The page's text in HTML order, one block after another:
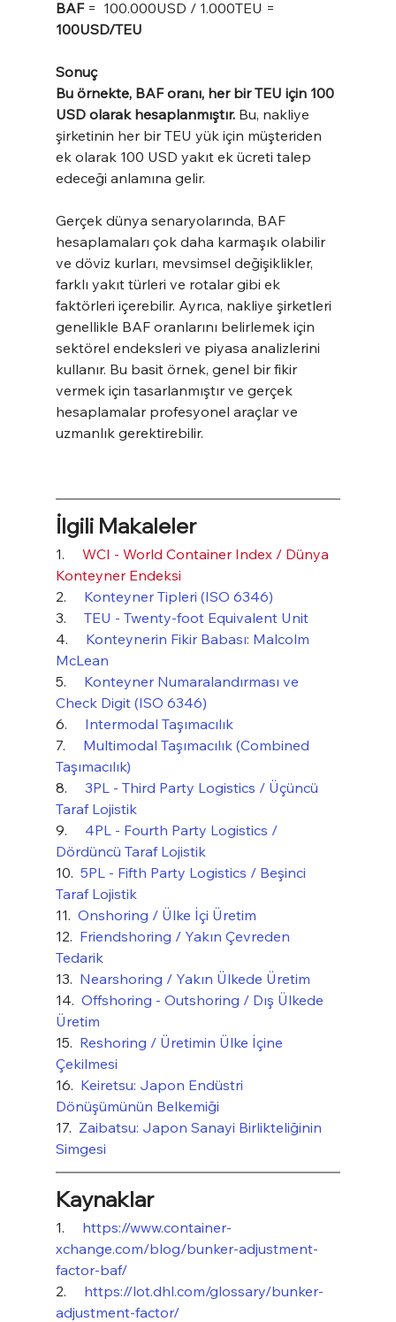
BAF =  100.000USD / 1.000TEU =
100USD/TEU
Sonuç
Bu örnekte, BAF oranı, her bir TEU için 100
USD olarak hesaplanmıştır. Bu, nakliye
şirketinin her bir TEU yük için müşteriden
ek olarak 100 USD yakıt ek ücreti talep
edeceği anlamına gelir.
Gerçek dünya senaryolarında, BAF
hesaplamaları çok daha karmaşık olabilir
ve döviz kurları, mevsimsel değişiklikler,
farklı yakıt türleri ve rotalar gibi ek
faktörleri içerebilir. Ayrıca, nakliye şirketleri
genellikle BAF oranlarını belirlemek için
sektörel endeksleri ve piyasa analizlerini
kullanır. Bu basit örnek, genel bir fikir
vermek için tasarlanmıştır ve gerçek
hesaplamalar profesyonel araçlar ve
uzmanlık gerektirebilir.
İlgili Makaleler
1. WCI - World Container Index / Dünya
Konteyner Endeksi
2. Konteyner Tipleri (ISO 6346)
3. TEU - Twenty-foot Equivalent Unit
4. Konteynerin Fikir Babası: Malcolm
McLean
5. Konteyner Numaralandırması ve
Check Digit (ISO 6346)
6. Intermodal Taşımacılık
7. Multimodal Taşımacılık (Combined
Taşımacılık)
8. 3PL - Third Party Logistics / Üçüncü
Taraf Lojistik
9. 4PL - Fourth Party Logistics /
Dördüncü Taraf Lojistik
10. 5PL - Fifth Party Logistics / Beşinci
Taraf Lojistik
11. Onshoring / Ülke İçi Üretim
12. Friendshoring / Yakın Çevreden
Tedarik
13. Nearshoring / Yakın Ülkede Üretim
14. Offshoring - Outshoring / Dış Ülkede
Üretim
15. Reshoring / Üretimin Ülke İçine
Çekilmesi
16. Keiretsu: Japon Endüstri
Dönüşümünün Belkemiği
17. Zaibatsu: Japon Sanayi Birlikteliğinin
Simgesi
Kaynaklar
1. https://www.container-
xchange.com/blog/bunker-adjustment-
factor-baf/
2. https://lot.dhl.com/glossary/bunker-
adjustment-factor/